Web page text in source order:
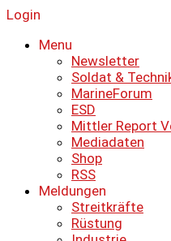
Login
Menu
Newsletter
Soldat &
MarineForum
ESD
Mittler Report
Mediadaten
Shop
RSS
Meldungen
Streitkräfte
Rüstung